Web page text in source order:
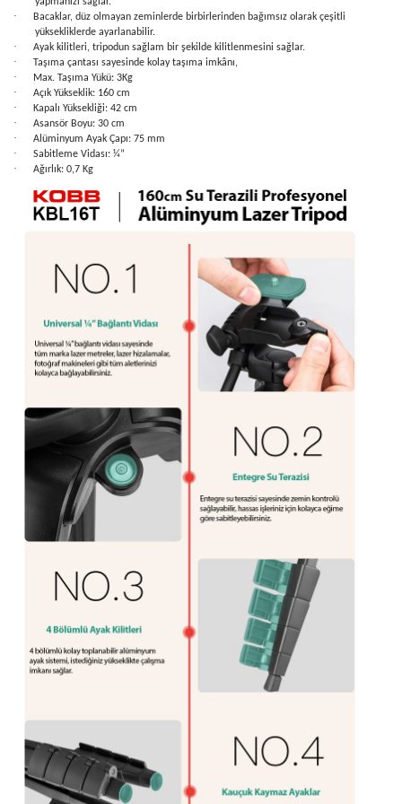
·
Bacaklar, düz olmayan zeminlerde birbirlerinden bağımsız olarak çeşitli
yüksekliklerde ayarlanabilir.
· Ayak kilitleri, tripodun sağlam bir şekilde kilitlenmesini sağlar.
· Taşıma çantası sayesinde kolay taşıma imkânı,
· Max. Taşıma Yükü: 3Kg
· Açık Yükseklik: 160 cm
· Kapalı Yüksekliği: 42 cm
· Asansör Boyu: 30 cm
· Alüminyum Ayak Çapı: 75 mm
· Sabitleme Vidası: ¼”
· Ağırlık: 0,7 Kg